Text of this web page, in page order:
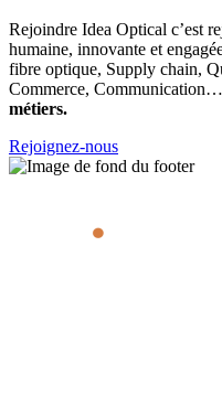
Rejoindre Idea Optical c’est
humaine, innovante et
fibre optique, Supply chain,
Commerce, Communication…
métiers.
Rejoignez-nous